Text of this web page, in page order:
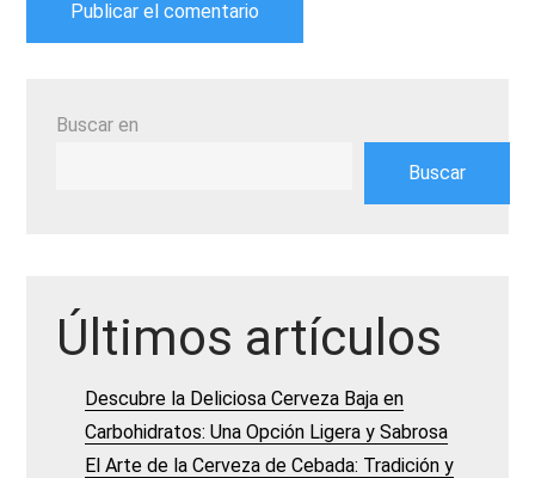
Buscar en
Buscar
Últimos artículos
Descubre la Deliciosa Cerveza Baja en
Carbohidratos: Una Opción Ligera y Sabrosa
El Arte de la Cerveza de Cebada: Tradición y